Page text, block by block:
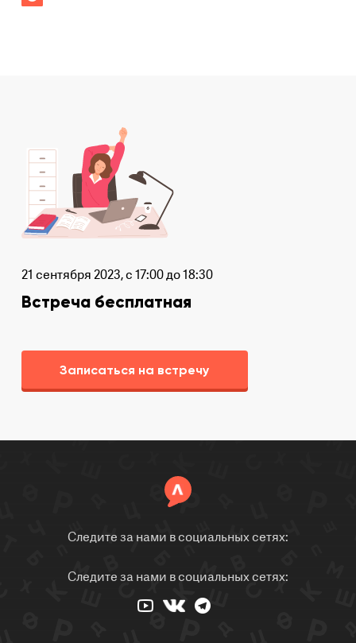
21 сентября 2023, с 17:00 до 18:30
Встреча бесплатная
Записаться на встречу
Следите за нами в социальных сетях:
Следите за нами в социальных сетях: